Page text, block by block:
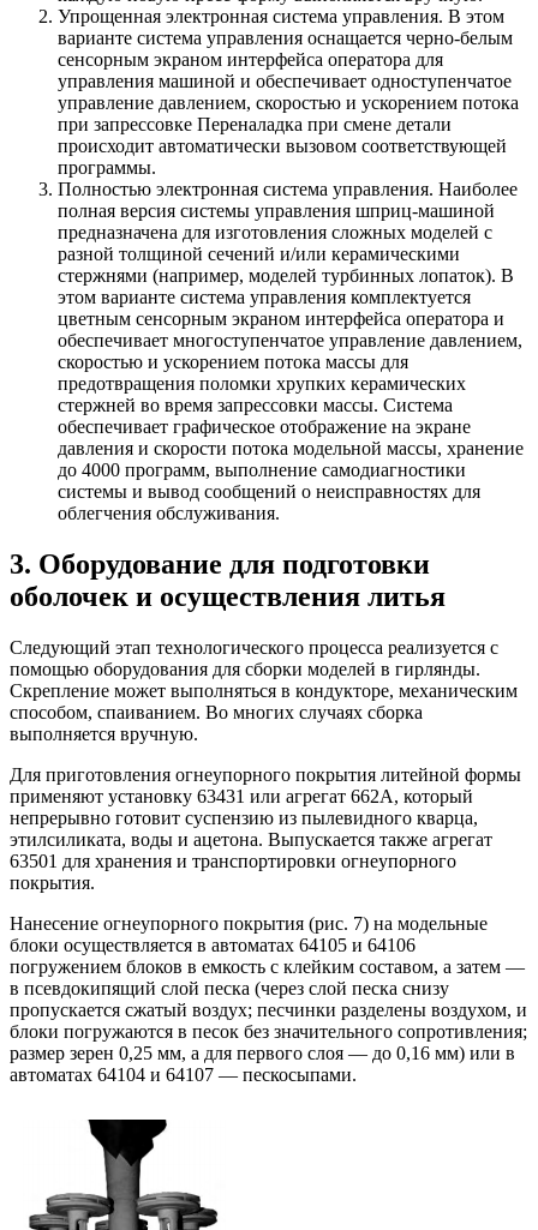
Упрощенная электронная система управления. В этом
варианте система управления оснащается черно-белым
сенсорным экраном интерфейса оператора для
управления машиной и обеспечивает одноступенчатое
управление давлением, скоростью и ускорением потока
при запрессовке Переналадка при смене детали
происходит автоматически вызовом соответствующей
программы.
Полностью электронная система управления. Наиболее
полная версия системы управления шприц-машиной
предназначена для изготовления сложных моделей с
разной толщиной сечений и/или керамическими
стержнями (например, моделей турбинных лопаток). В
этом варианте система управления комплектуется
цветным сенсорным экраном интерфейса оператора и
обеспечивает многоступенчатое управление давлением,
скоростью и ускорением потока массы для
предотвращения поломки хрупких керамических
стержней во время запрессовки массы. Система
обеспечивает графическое отображение на экране
давления и скорости потока модельной массы, хранение
до 4000 программ, выполнение самодиагностики
системы и вывод сообщений о неисправностях для
облегчения обслуживания.
3. Оборудование для подготовки
оболочек и осуществления литья
Следующий этап технологического процесса реализуется с
помощью оборудования для сборки моделей в гирлянды.
Скрепление может выполняться в кондукторе, механическим
способом, спаиванием. Во многих случаях сборка
выполняется вручную.
Для приготовления огнеупорного покрытия литейной формы
применяют установку 63431 или агрегат 662А, который
непрерывно готовит суспензию из пылевидного кварца,
этилсиликата, воды и ацетона. Выпускается также агрегат
63501 для хранения и транспортировки огнеупорного
покрытия.
Нанесение огнеупорного покрытия (рис. 7) на модельные
блоки осуществляется в автоматах 64105 и 64106
погружением блоков в емкость с клейким составом, а затем —
в псевдокипящий слой песка (через слой песка снизу
пропускается сжатый воздух; песчинки разделены воздухом, и
блоки погружаются в песок без значительного сопротивления;
размер зерен 0,25 мм, а для первого слоя — до 0,16 мм) или в
автоматах 64104 и 64107 — пескосыпами.